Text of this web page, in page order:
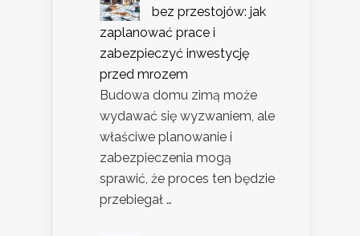
bez przestojów: jak
zaplanować prace i
zabezpieczyć inwestycję
przed mrozem
Budowa domu zimą może
wydawać się wyzwaniem, ale
właściwe planowanie i
zabezpieczenia mogą
sprawić, że proces ten będzie
przebiegał …